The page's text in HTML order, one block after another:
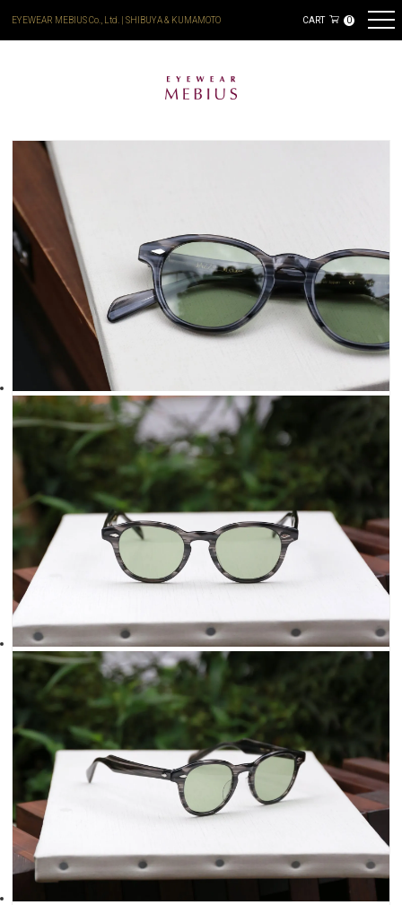
EYEWEAR MEBIUS Co., Ltd. | SHIBUYA & KUMAMOTO CART 0